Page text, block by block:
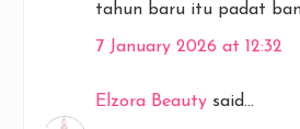
tahun baru itu padat
7 January 2026 at 12:32
Elzora Beauty said...